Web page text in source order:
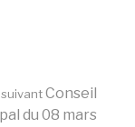
Conseil
du 08 mars